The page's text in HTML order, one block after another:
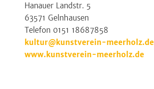
Hanauer Landstr. 5
63571 Gelnhausen
Telefon 0151 18687858
kultur@kunstverein-meerholz.de
www.kunstverein-meerholz.de